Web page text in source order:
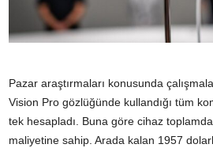
Pazar araştırmaları konusunda
Vision Pro gözlüğünde kullandığı tüm
tek hesapladı. Buna göre cihaz
maliyetine sahip. Arada kalan 1957